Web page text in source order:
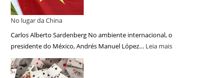
No lugar da China
Carlos Alberto Sardenberg No ambiente internacional, o
presidente do México, Andrés Manuel López… Leia mais